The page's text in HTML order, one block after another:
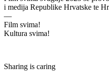
i medija Republike Hrvatske te
—
Film svima!
Kultura svima!
Sharing is caring